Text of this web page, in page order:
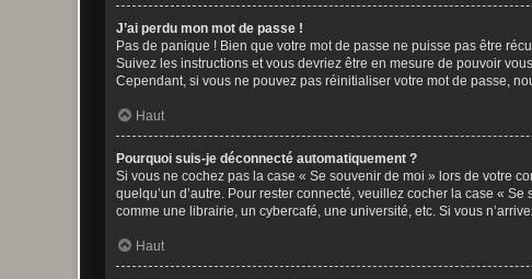
J’ai perdu mon mot de passe !
Pas de panique ! Bien que votre mot de passe ne puisse pas être
Suivez les instructions et vous devriez être en mesure de pouvoir
Cependant, si vous ne pouvez pas réinitialiser votre mot de passe,
Haut
Pourquoi suis-je déconnecté automatiquement ?
Si vous ne cochez pas la case « Se souvenir de moi » lors de votre
quelqu’un d’autre. Pour rester connecté, veuillez cocher la case «
comme une librairie, un cybercafé, une université, etc. Si vous
Haut